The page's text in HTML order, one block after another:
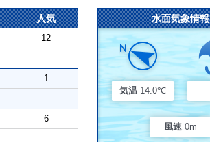
人気
12
1
6
水面気象情報
気温 14.0℃
風速 0m